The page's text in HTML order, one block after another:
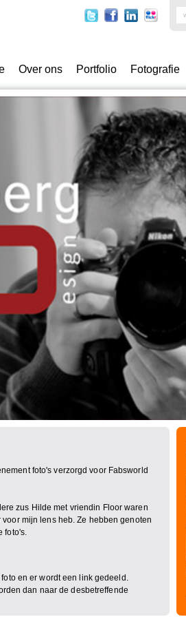
Over ons Portfolio Fotografie
foto's verzorgd voor Fabsworld
zus Hilde met vriendin Floor waren
mijn lens heb. Ze hebben genoten
foto's.
en er wordt een link gedeeld.
dan naar de desbetreffende